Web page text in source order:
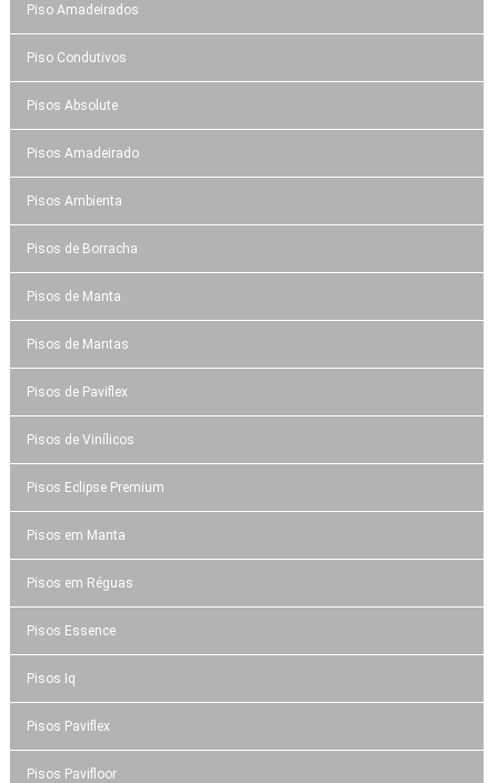
Piso Amadeirados
Piso Condutivos
Pisos Absolute
Pisos Amadeirado
Pisos Ambienta
Pisos de Borracha
Pisos de Manta
Pisos de Mantas
Pisos de Paviflex
Pisos de Vinílicos
Pisos Eclipse Premium
Pisos em Manta
Pisos em Réguas
Pisos Essence
Pisos Iq
Pisos Paviflex
Pisos Pavifloor